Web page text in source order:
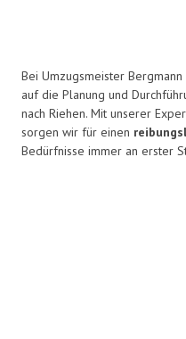
Bei Umzugsmeister
auf die Planung und
nach Riehen. Mit unserer
sorgen wir für einen
Bedürfnisse immer an erster